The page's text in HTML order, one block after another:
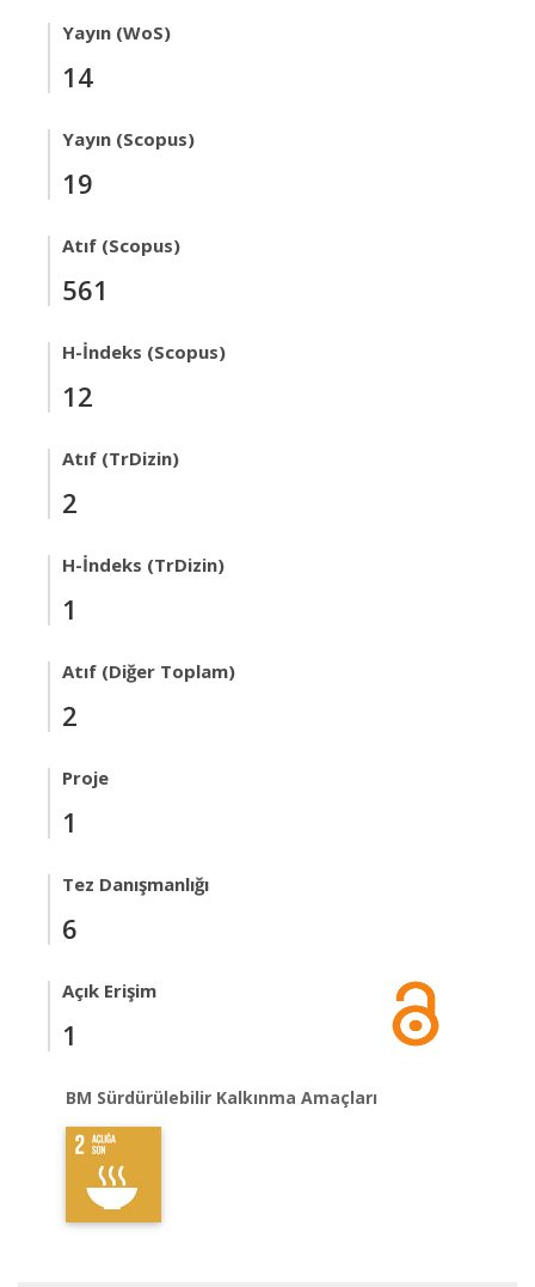
Yayın (WoS)
14
Yayın (Scopus)
19
Atıf (Scopus)
561
H-İndeks (Scopus)
12
Atıf (TrDizin)
2
H-İndeks (TrDizin)
1
Atıf (Diğer Toplam)
2
Proje
1
Tez Danışmanlığı
6
Açık Erişim
1
BM Sürdürülebilir Kalkınma Amaçları